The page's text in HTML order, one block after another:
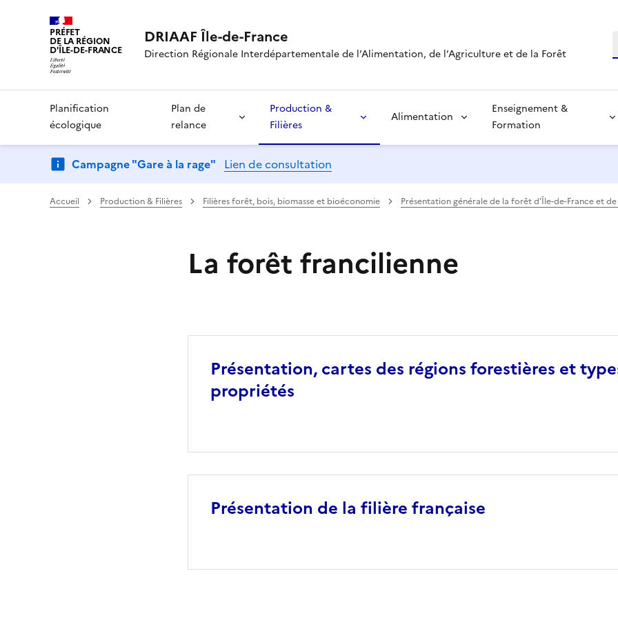
PRÉFET
DE LA RÉGION
D'ÎLE-DE-FRANCE
DRIAAF Île-de-France
Direction Régionale Interdépartementale de l’Alimentation, de l’Agriculture et de la Forêt
Planification
écologique
Plan de
relance
Production &
Filières
Alimentation
Enseignement &
Formation
Campagne "Gare à la rage" Lien de consultation
Accueil Production & Filières Filières forêt, bois, biomasse et bioéconomie Présentation générale de la forêt d’Île-de-France et
La forêt francilienne
Présentation, cartes des régions forestières et
propriétés
Présentation de la filière française